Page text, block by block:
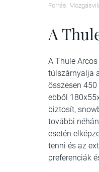
Forrás:
A
A Thule
túlszárnyalja
összesen
ebből
biztosít,
további
esetén
tenni és az
preferenciák